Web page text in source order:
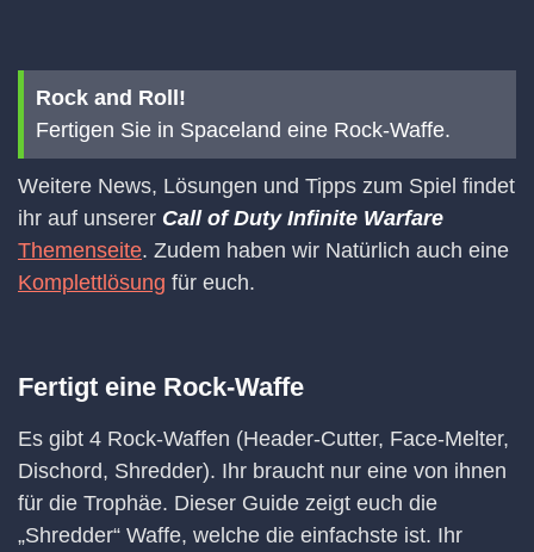
Rock and Roll!
Fertigen Sie in Spaceland eine Rock-Waffe.
Weitere News, Lösungen und Tipps zum Spiel findet
ihr auf unserer Call of Duty Infinite Warfare
Themenseite. Zudem haben wir Natürlich auch eine
Komplettlösung für euch.
Fertigt eine Rock-Waffe
Es gibt 4 Rock-Waffen (Header-Cutter, Face-Melter,
Dischord, Shredder). Ihr braucht nur eine von ihnen
für die Trophäe. Dieser Guide zeigt euch die
„Shredder“ Waffe, welche die einfachste ist. Ihr